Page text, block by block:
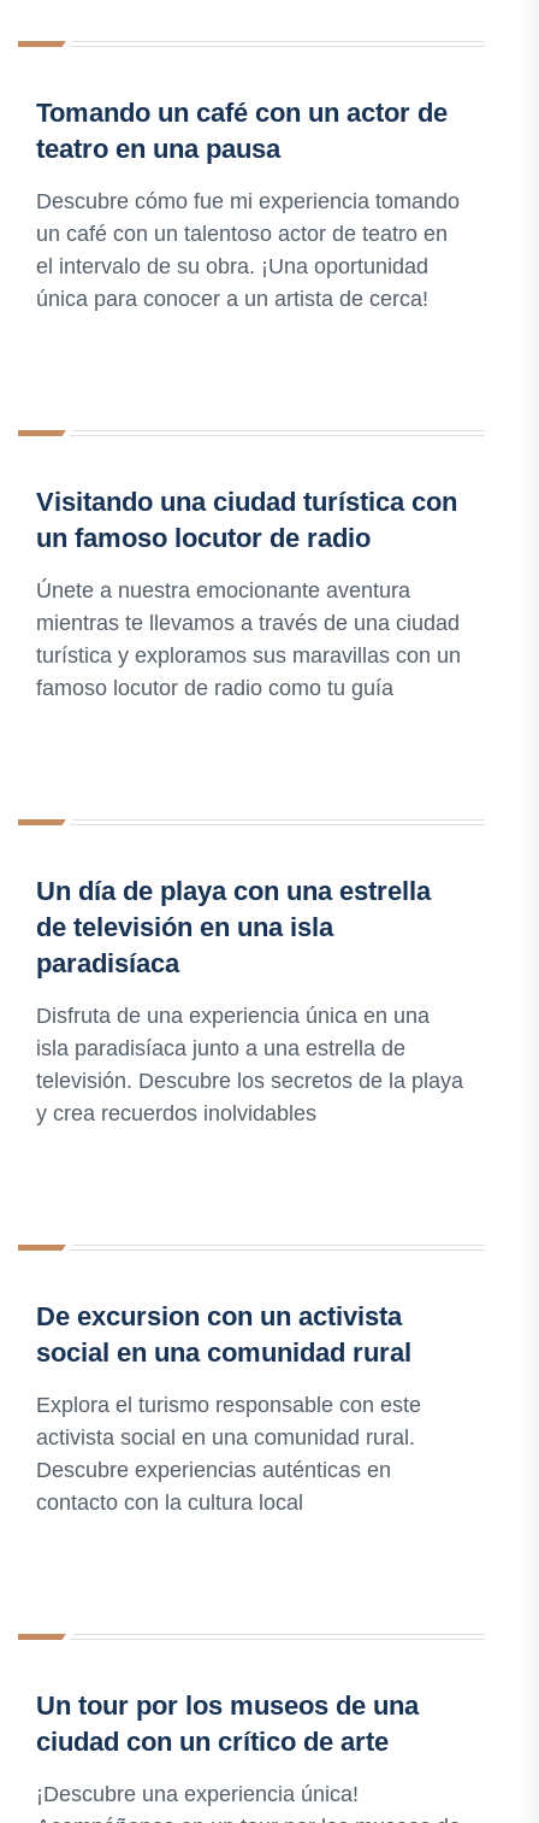
Tomando un café con un actor de
teatro en una pausa
Descubre cómo fue mi experiencia tomando
un café con un talentoso actor de teatro en
el intervalo de su obra. ¡Una oportunidad
única para conocer a un artista de cerca!
Visitando una ciudad turística con
un famoso locutor de radio
Únete a nuestra emocionante aventura
mientras te llevamos a través de una ciudad
turística y exploramos sus maravillas con un
famoso locutor de radio como tu guía
Un día de playa con una estrella
de televisión en una isla
paradisíaca
Disfruta de una experiencia única en una
isla paradisíaca junto a una estrella de
televisión. Descubre los secretos de la playa
y crea recuerdos inolvidables
De excursion con un activista
social en una comunidad rural
Explora el turismo responsable con este
activista social en una comunidad rural.
Descubre experiencias auténticas en
contacto con la cultura local
Un tour por los museos de una
ciudad con un crítico de arte
¡Descubre una experiencia única!